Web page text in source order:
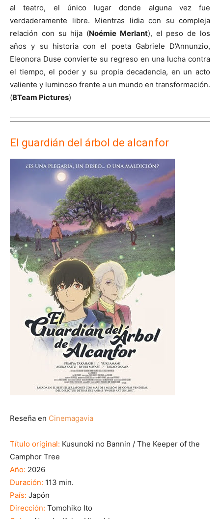
al teatro, el único lugar donde alguna vez fue
verdaderamente libre. Mientras lidia con su compleja
relación con su hija (Noémie Merlant), el peso de los
años y su historia con el poeta Gabriele D’Annunzio,
Eleonora Duse convierte su regreso en una lucha contra
el tiempo, el poder y su propia decadencia, en un acto
valiente y luminoso frente a un mundo en transformación.
(BTeam Pictures)
El guardián del árbol de alcanfor
Reseña en Cinemagavia
Título original: Kusunoki no Bannin / The Keeper of the
Camphor Tree
Año: 2026
Duración: 113 min.
País: Japón
Dirección: Tomohiko Ito